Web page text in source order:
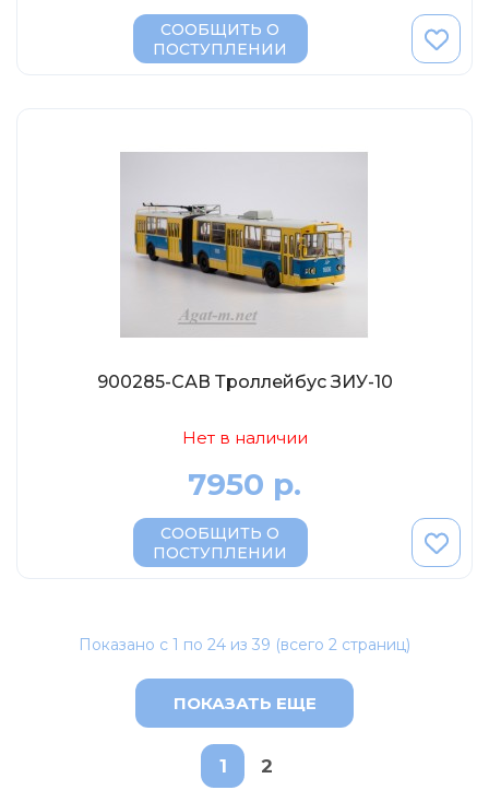
СООБЩИТЬ О
ПОСТУПЛЕНИИ
900285-САВ Троллейбус ЗИУ-10
Нет в наличии
7950 р.
СООБЩИТЬ О
ПОСТУПЛЕНИИ
Показано с 1 по 24 из 39 (всего 2 страниц)
ПОКАЗАТЬ ЕЩЕ
1 2